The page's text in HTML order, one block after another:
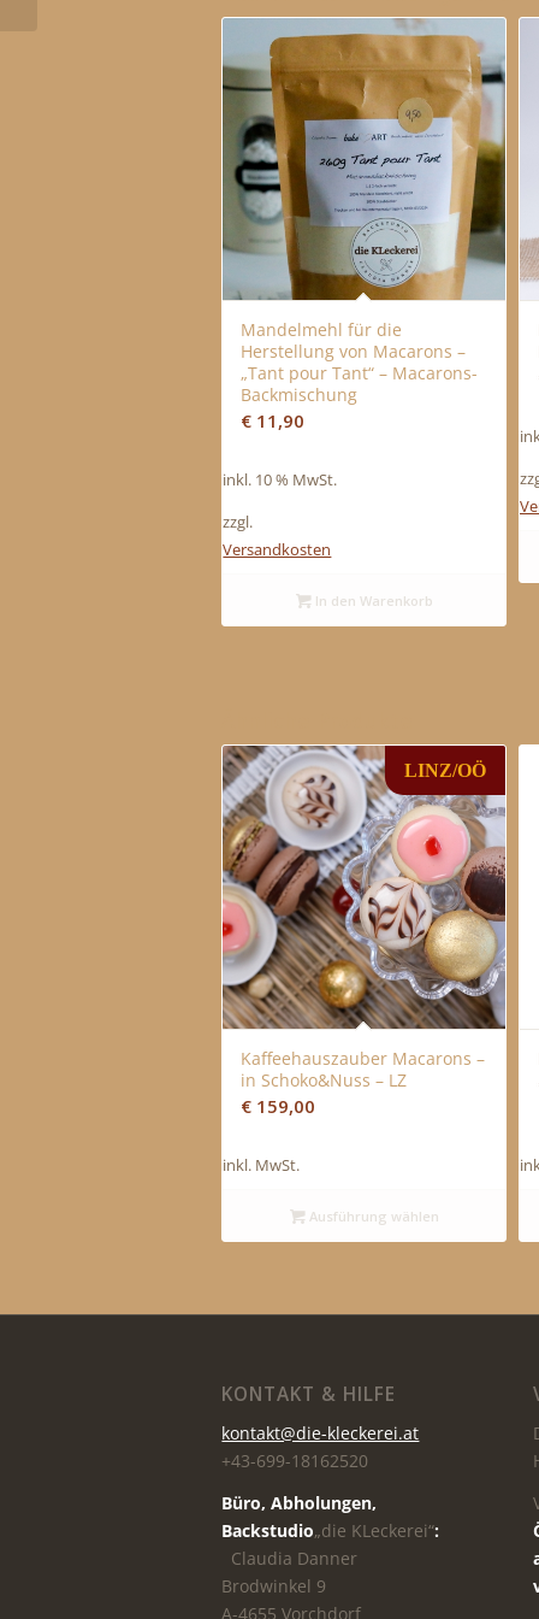
Mandelmehl für die
Herstellung von Macarons –
„Tant pour Tant“ – Macarons-
Backmischung
€ 11,90
inkl. 10 % MwSt.
zzgl.
Versandkosten
In den Warenkorb
LINZ/OÖ
Kaffeehauszauber Macarons –
in Schoko&Nuss – LZ
€ 159,00
inkl. MwSt.
Ausführung wählen
KONTAKT & HILFE
kontakt@die-kleckerei.at
+43-699-18162520
Büro, Abholungen,
Backstudio„die KLeckerei“:
Claudia Danner
Brodwinkel 9
A-4655 Vorchdorf